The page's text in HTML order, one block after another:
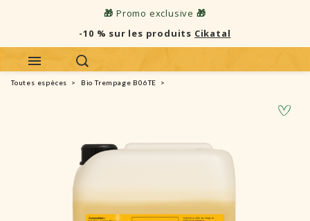
🎁 Promo exclusive 🎁
-10 % sur les produits Cikatal
Toutes espèces Bio Trempage B06TE